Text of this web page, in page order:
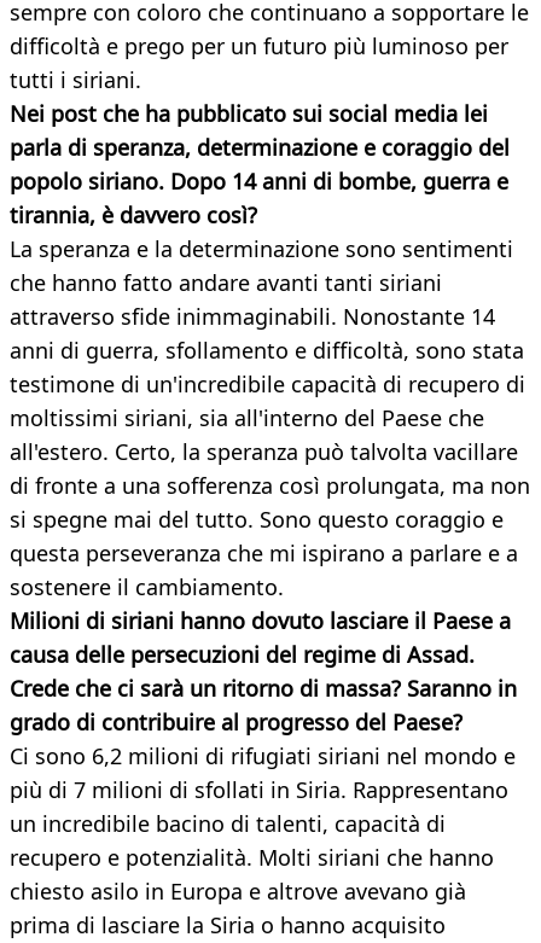
sempre con coloro che continuano a sopportare le
difficoltà e prego per un futuro più luminoso per
tutti i siriani.
Nei post che ha pubblicato sui social media lei
parla di speranza, determinazione e coraggio del
popolo siriano. Dopo 14 anni di bombe, guerra e
tirannia, è davvero così?
La speranza e la determinazione sono sentimenti
che hanno fatto andare avanti tanti siriani
attraverso sfide inimmaginabili. Nonostante 14
anni di guerra, sfollamento e difficoltà, sono stata
testimone di un'incredibile capacità di recupero di
moltissimi siriani, sia all'interno del Paese che
all'estero. Certo, la speranza può talvolta vacillare
di fronte a una sofferenza così prolungata, ma non
si spegne mai del tutto. Sono questo coraggio e
questa perseveranza che mi ispirano a parlare e a
sostenere il cambiamento.
Milioni di siriani hanno dovuto lasciare il Paese a
causa delle persecuzioni del regime di Assad.
Crede che ci sarà un ritorno di massa? Saranno in
grado di contribuire al progresso del Paese?
Ci sono 6,2 milioni di rifugiati siriani nel mondo e
più di 7 milioni di sfollati in Siria. Rappresentano
un incredibile bacino di talenti, capacità di
recupero e potenzialità. Molti siriani che hanno
chiesto asilo in Europa e altrove avevano già
prima di lasciare la Siria o hanno acquisito